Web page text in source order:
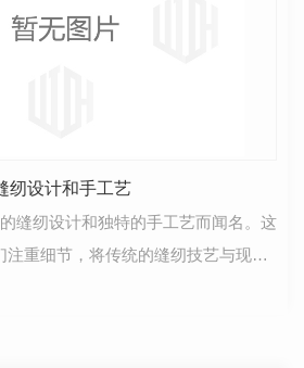
纫设计和手工艺
缝纫设计和独特的手工艺而闻名。这
注重细节，将传统的缝纫技艺与现代
的..缝纫设计是由经验丰富…